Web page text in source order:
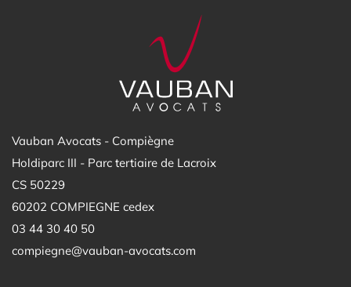
Vauban Avocats - Compiègne
Holdiparc III - Parc tertiaire de Lacroix
CS 50229
60202 COMPIEGNE cedex
03 44 30 40 50
compiegne@vauban-avocats.com